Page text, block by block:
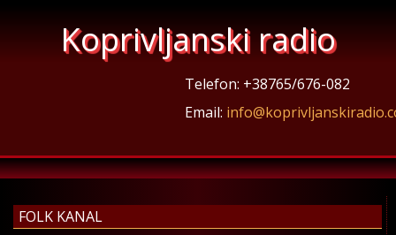
Koprivljanski radio
Telefon: +38765/676-082
Email:
FOLK KANAL